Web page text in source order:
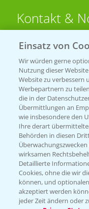
Kontakt &
Beratung
T.+49
KONTAKT
Hilfe in
T.+49
Einsatz von
Wir würden gerne
Nutzung dieser
Website zu
Werbepartnern zu
die in der
Übermittlungen an
wie insbesondere den
Ihre derart
Behörden in diesen
wirksamen
Detaillierte
Cookies, ohne die wir
können, und
akzeptiert werden
jeder Zeit ändern oder